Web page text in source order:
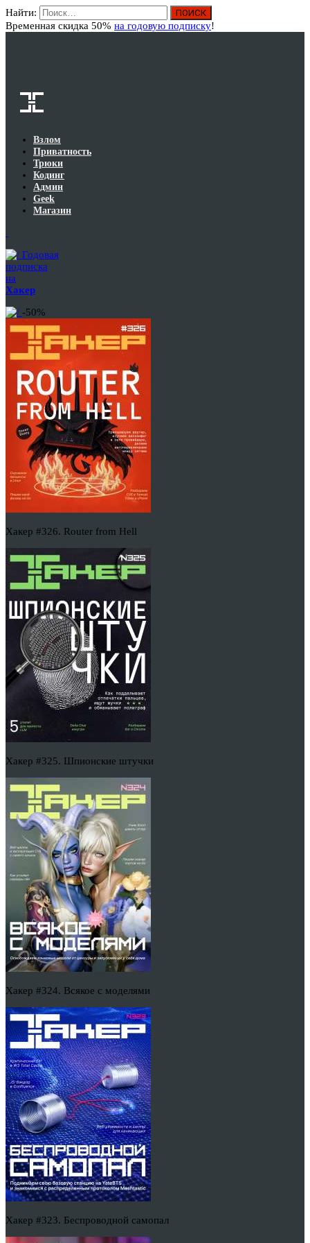
Найти:
Временная скидка 50% на годовую подписку!
Взлом
Приватность
Трюки
Кодинг
Админ
Geek
Магазин
Годовая
подписка
на
Хакер
-50%
Хакер #326. Router from Hell
Хакер #325. Шпионские штучки
Хакер #324. Всякое с моделями
Хакер #323. Беспроводной самопал